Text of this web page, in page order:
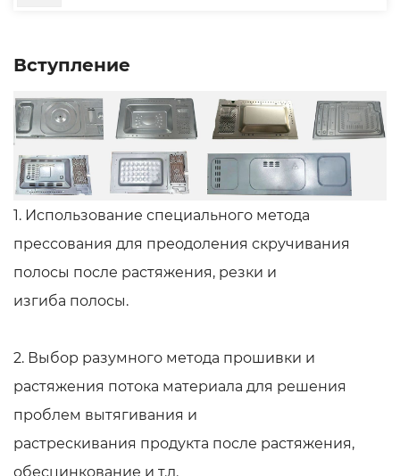
Вступление
1. Использование специального метода
прессования для преодоления скручивания
полосы после растяжения, резки и
изгиба полосы.
2. Выбор разумного метода прошивки и
растяжения потока материала для решения
проблем вытягивания и
растрескивания продукта после растяжения,
обесцинкование и т.д.